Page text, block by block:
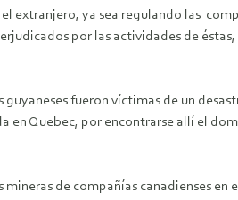
extranjero, ya sea regulando las
por las actividades de
fueron víctimas de un
en Quebec, por encontrarse allí el
de compañías canadienses en